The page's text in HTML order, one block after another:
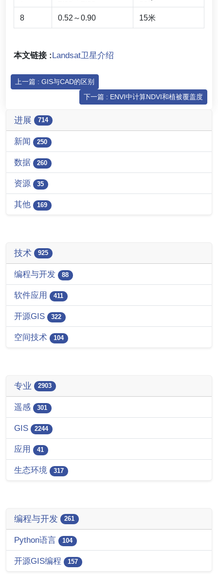
8 0.52～0.90 15米
本文链接 :Landsat卫星介绍
上一篇 : GIS与CAD的区别
下一篇 : ENVI中计算NDVI和植被覆盖度
进展 714
新闻 250
数据 260
资源 35
其他 169
技术 925
编程与开发 88
软件应用 411
开源GIS 322
空间技术 104
专业 2903
遥感 301
GIS 2244
应用 41
生态环境 317
编程与开发 261
Python语言 104
开源GIS编程 157